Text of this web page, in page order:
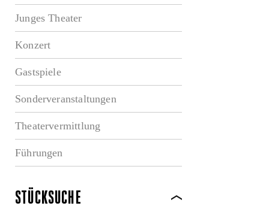
Junges Theater
Konzert
Gastspiele
Sonderveranstaltungen
Theatervermittlung
Führungen
STÜCKSUCHE